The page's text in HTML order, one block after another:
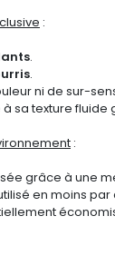
:
.
.
ni de sur-
sa texture fluide
:
grâce à une
en moins